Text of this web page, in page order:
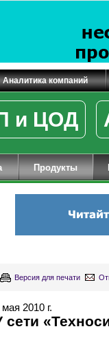
Аналитика компаний
и ЦОД
Продукты
Версия для печати
2010 г.
сети